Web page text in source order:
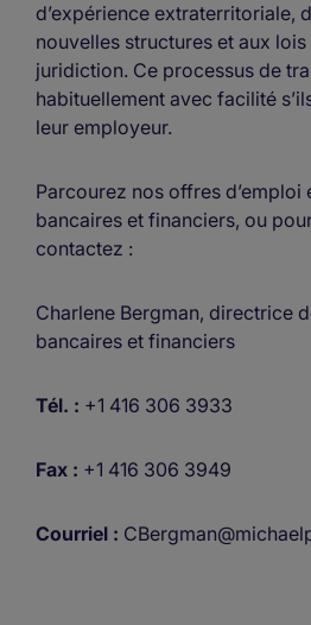
d’expérience extraterritoriale,
nouvelles structures et aux
juridiction. Ce processus de
habituellement avec facilité
leur employeur.
Parcourez nos offres d’emploi
bancaires et financiers, ou
contactez :
Charlene Bergman, directrice
bancaires et financiers
Tél. : +1 416 306 3933
Fax : +1 416 306 3949
Courriel :